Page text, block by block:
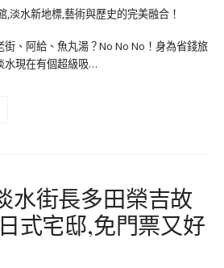
、阿給、魚丸湯？No No No！身為省錢旅
水現在有個超級吸…
水街長多田榮吉故
式宅邸,免門票又好